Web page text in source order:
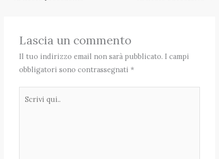
Lascia un commento
Il tuo indirizzo email non sarà pubblicato. I campi
obbligatori sono contrassegnati*